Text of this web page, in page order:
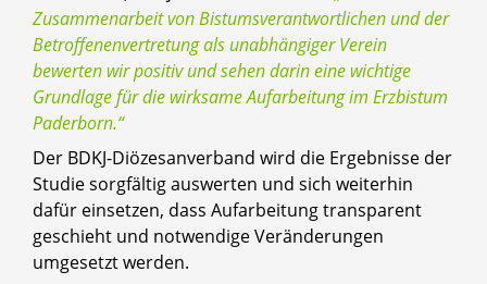
Zusammenarbeit von Bistumsverantwortlichen und der
Betroffenenvertretung als unabhängiger Verein
bewerten wir positiv und sehen darin eine wichtige
Grundlage für die wirksame Aufarbeitung im Erzbistum
Paderborn.“
Der BDKJ-Diözesanverband wird die Ergebnisse der
Studie sorgfältig auswerten und sich weiterhin
dafür einsetzen, dass Aufarbeitung transparent
geschieht und notwendige Veränderungen
umgesetzt werden.